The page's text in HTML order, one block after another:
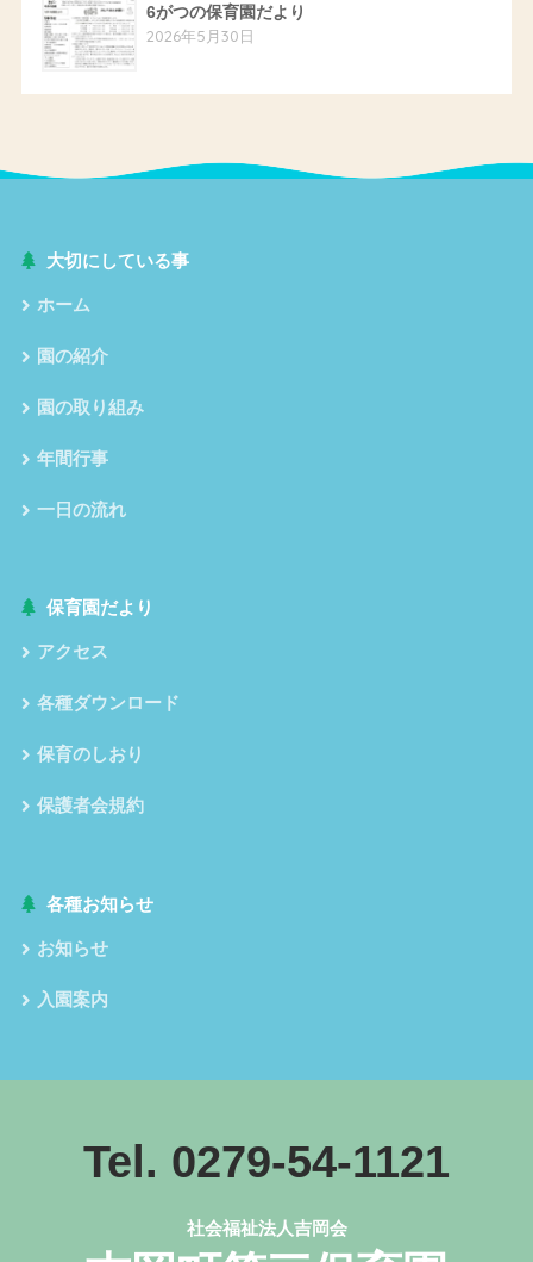
6がつの保育園だより
2026年5月30日
大切にしている事
ホーム
園の紹介
園の取り組み
年間行事
一日の流れ
保育園だより
アクセス
各種ダウンロード
保育のしおり
保護者会規約
各種お知らせ
お知らせ
入園案内
Tel. 0279-54-1121
社会福祉法人吉岡会